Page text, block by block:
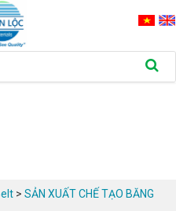
> SẢN XUẤT CHẾ TẠO BĂNG